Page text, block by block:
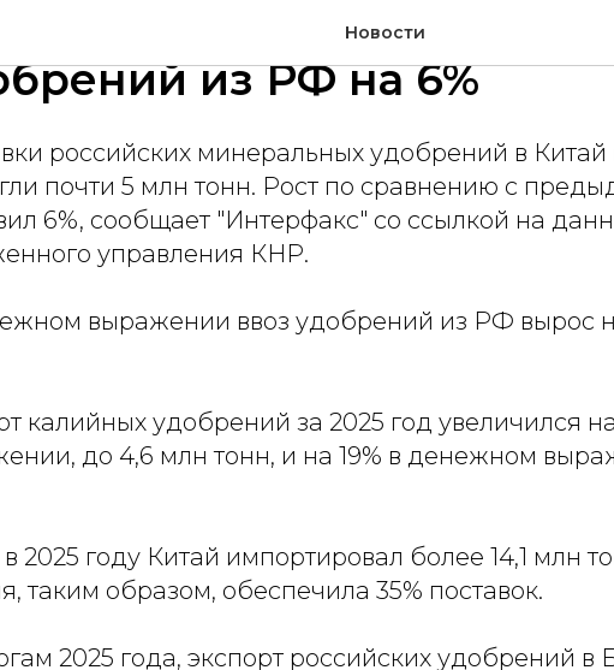
Новости
2025 год Китай нарастил
из РФ на 6%
российских минеральных удобрений в Китай
почти 5 млн тонн. Рост по сравнению с
6%, сообщает "Интерфакс" со ссылкой на
управления КНР.
выражении ввоз удобрений из РФ вырос на
калийных удобрений за 2025 год увеличился
до 4,6 млн тонн, и на 19% в денежном
в 2025 году Китай импортировал более 14,1 млн
таким образом, обеспечила 35% поставок.
2025 года, экспорт российских удобрений в